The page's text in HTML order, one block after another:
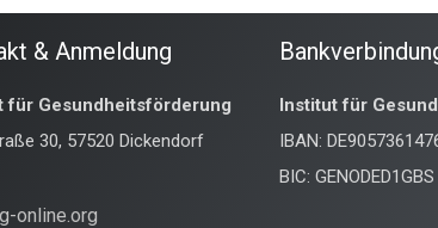
& Anmeldung
für Gesundheitsförderung
30, 57520 Dickendorf
online.org
Institut für
IBAN:
BIC: GENODED1GBS